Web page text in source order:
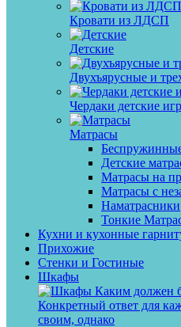
Кровати из ЛДСП
Детские
Двухъярусные и
Чердаки детские
Матрасы
Детские
Матрасы на
Матрасы с
Наматрасники
Тонкие
Кухни и кухонные
Прихожие
Стенки и Гостиные
Шкафы
Каким должен
Конкретный ответ для
своим, однако